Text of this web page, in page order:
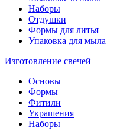
Наборы
Отдушки
Формы для литья
Упаковка для мыла
Изготовление свечей
Основы
Формы
Фитили
Украшения
Наборы